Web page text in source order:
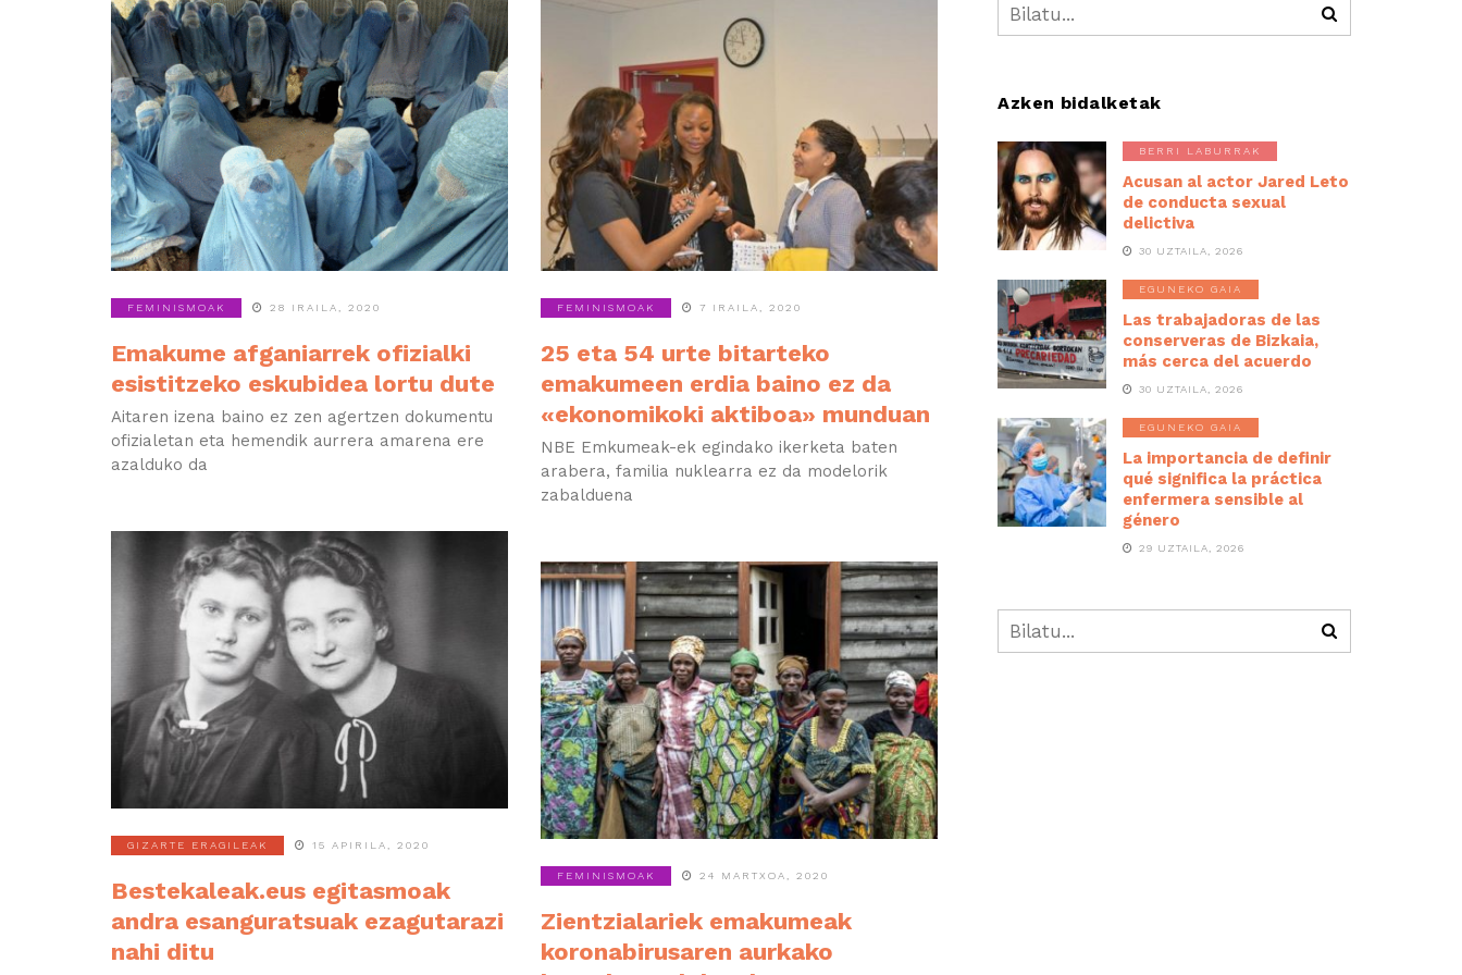
FEMINISMOAK 28 IRAILA, 2020
Emakume afganiarrek ofizialki
esistitzeko eskubidea lortu dute
Aitaren izena baino ez zen agertzen dokumentu
ofizialetan eta hemendik aurrera amarena ere
azalduko da
FEMINISMOAK 7 IRAILA, 2020
25 eta 54 urte bitarteko
emakumeen erdia baino ez da
«ekonomikoki aktiboa» munduan
NBE Emkumeak-ek egindako ikerketa baten
arabera, familia nuklearra ez da modelorik
zabalduena
GIZARTE ERAGILEAK 15 APIRILA, 2020
Bestekaleak.eus egitasmoak
andra esanguratsuak ezagutarazi
nahi ditu
FEMINISMOAK 24 MARTXOA, 2020
Zientzialariek emakumeak
koronabirusaren aurkako
Azken bidalketak
BERRI LABURRAK
Acusan al actor Jared Leto
de conducta sexual
delictiva
30 UZTAILA, 2026
EGUNEKO GAIA
Las trabajadoras de las
conserveras de Bizkaia,
más cerca del acuerdo
30 UZTAILA, 2026
EGUNEKO GAIA
La importancia de definir
qué significa la práctica
enfermera sensible al
género
29 UZTAILA, 2026